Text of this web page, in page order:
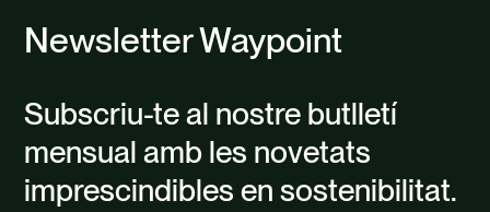
Newsletter Waypoint
Subscriu-te al nostre butlletí
mensual amb les novetats
imprescindibles en sostenibilitat.